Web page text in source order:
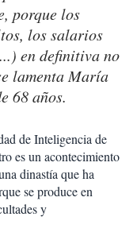
porque los
los salarios
en definitiva no
lamenta María
68 años.
de Inteligencia de
es un acontecimiento
dinastía que ha
se produce en
y